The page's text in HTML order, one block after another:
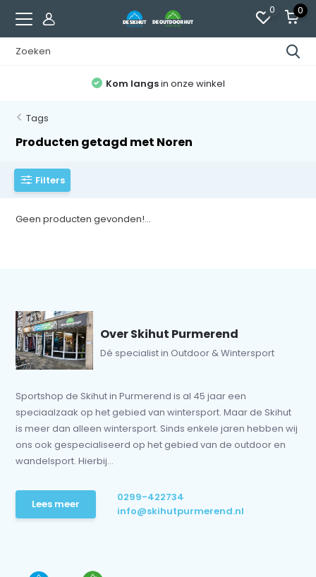
0 0
Kom langsin onze winkel
Tags
Producten getagd met Noren
Filters
Geen producten gevonden!...
Over Skihut Purmerend
Dé specialist in Outdoor & Wintersport
Sportshop de Skihut in Purmerend is al 45 jaar een
speciaalzaak op het gebied van wintersport. Maar de Skihut
is meer dan alleen wintersport. Sinds enkele jaren hebben wij
ons ook gespecialiseerd op het gebied van de outdoor en
wandelsport. Hierbij...
Lees meer
0299-422734
info@skihutpurmerend.nl